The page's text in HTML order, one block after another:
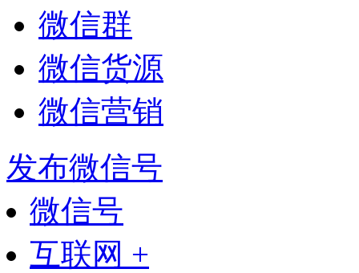
微信群
微信货源
微信营销
发布微信号
微信号
互联网 +